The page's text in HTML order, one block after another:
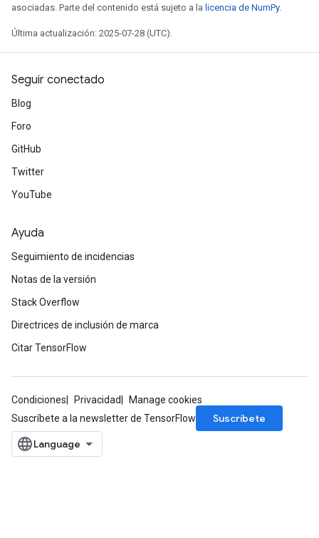
asociadas. Parte del contenido está sujeto a la licencia de NumPy.
Última actualización: 2025-07-28 (UTC).
Seguir conectado
Blog
Foro
GitHub
Twitter
YouTube
Ayuda
Seguimiento de incidencias
Notas de la versión
Stack Overflow
Directrices de inclusión de marca
Citar TensorFlow
Condiciones Privacidad
Manage cookies
Suscríbete a la newsletter de TensorFlow
Suscríbete